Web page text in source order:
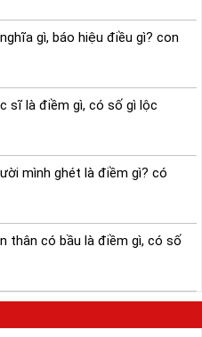
gì, báo hiệu điều gì? con
sĩ là điềm gì, có số gì lộc
mình ghét là điềm gì? có
thân có bầu là điềm gì, có số